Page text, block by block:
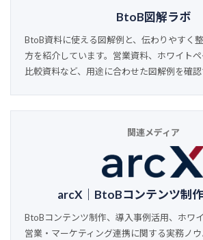
BtoB図解ラボ
BtoB資料に使える図解例と、伝わりやすく
方を紹介しています。営業資料、ホワイトペ
比較資料など、用途に合わせた図解例を確認
関連メディア
arcX｜BtoBコンテンツ制
BtoBコンテンツ制作、導入事例活用、ホワ
営業・マーケティング連携に関する実務ノ